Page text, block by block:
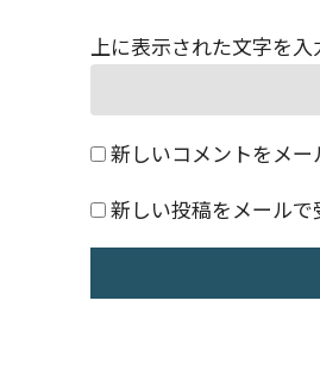
上に表示された文字を入
新しいコメントをメー
新しい投稿をメールで